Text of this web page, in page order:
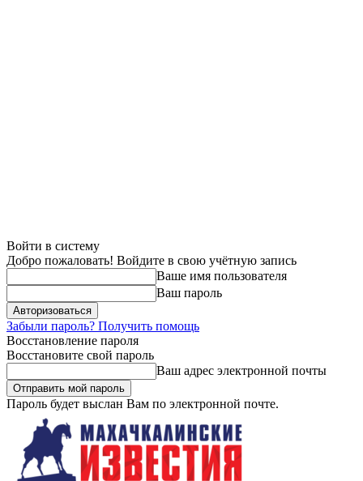
Войти в систему
Добро пожаловать! Войдите в свою учётную запись
Ваше имя пользователя
Ваш пароль
Забыли пароль? Получить помощь
Восстановление пароля
Восстановите свой пароль
Ваш адрес электронной почты
Пароль будет выслан Вам по электронной почте.